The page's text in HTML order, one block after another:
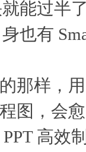
能过半
也有
那样，
图，会
高效